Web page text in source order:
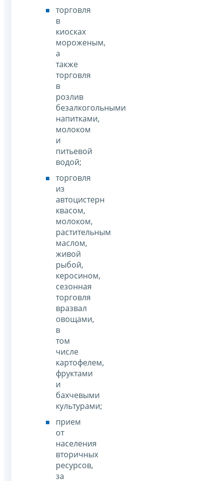
торговля
в
киосках
мороженым,
а
также
торговля
в
розлив
безалкогольными
напитками,
молоком
и
питьевой
водой;
торговля
из
автоцистерн
квасом,
молоком,
растительным
маслом,
живой
рыбой,
керосином,
сезонная
торговля
вразвал
овощами,
в
том
числе
картофелем,
фруктами
и
бахчевыми
культурами;
прием
от
населения
вторичных
ресурсов,
за